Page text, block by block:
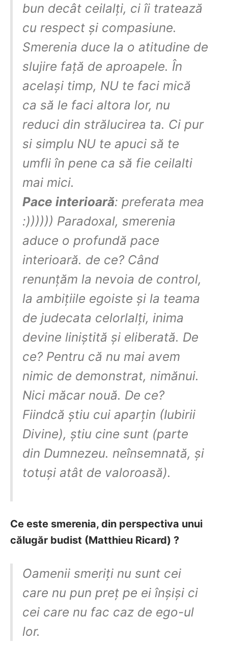
bun decât ceilalți, ci îi tratează
cu respect și compasiune.
Smerenia duce la o atitudine de
slujire față de aproapele. În
același timp, NU te faci mică
ca să le faci altora lor, nu
reduci din strălucirea ta. Ci pur
si simplu NU te apuci să te
umfli în pene ca să fie ceilalti
mai mici.
Pace interioară: preferata mea
:)))))) Paradoxal, smerenia
aduce o profundă pace
interioară. de ce? Când
renunțăm la nevoia de control,
la ambițiile egoiste și la teama
de judecata celorlalți, inima
devine liniștită și eliberată. De
ce? Pentru că nu mai avem
nimic de demonstrat, nimănui.
Nici măcar nouă. De ce?
Fiindcă știu cui aparțin (Iubirii
Divine), știu cine sunt (parte
din Dumnezeu. neînsemnată, și
totuși atât de valoroasă).
Ce este smerenia, din perspectiva unui
călugăr budist (Matthieu Ricard) ?
Oamenii smeriți nu sunt cei
care nu pun preț pe ei înșiși ci
cei care nu fac caz de ego-ul
lor.